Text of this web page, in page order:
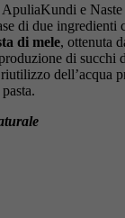
e Naste
di due ingredienti
di mele, ottenuta
di succhi
dell’acqua